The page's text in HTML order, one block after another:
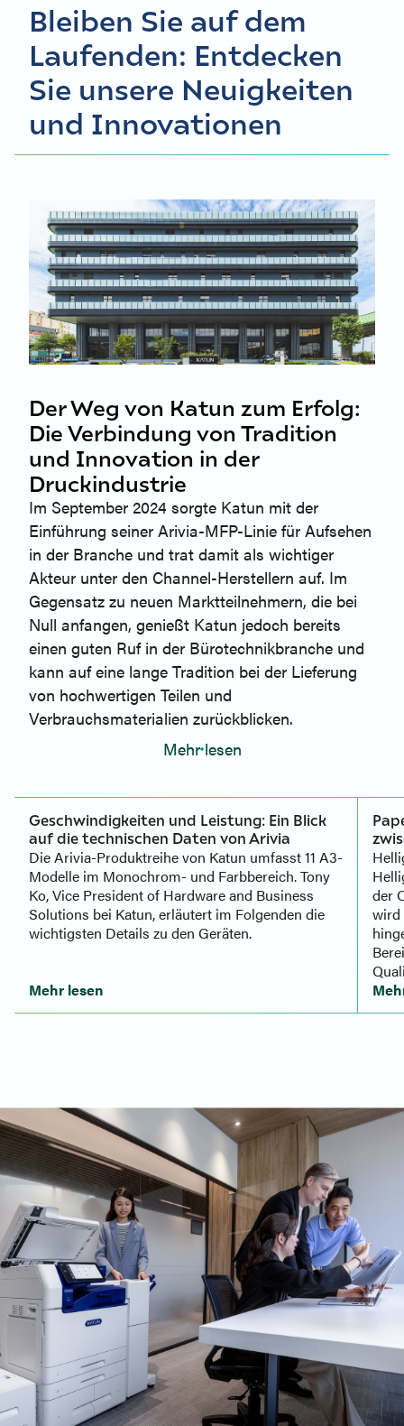
Bleiben Sie auf dem
Laufenden: Entdecken
Sie unsere Neuigkeiten
und Innovationen
Der Weg von Katun zum Erfolg:
Die Verbindung von Tradition
und Innovation in der
Druckindustrie
Im September 2024 sorgte Katun mit der
Einführung seiner Arivia-MFP-Linie für Aufsehen
in der Branche und trat damit als wichtiger
Akteur unter den Channel-Herstellern auf. Im
Gegensatz zu neuen Marktteilnehmern, die bei
Null anfangen, genießt Katun jedoch bereits
einen guten Ruf in der Bürotechnikbranche und
kann auf eine lange Tradition bei der Lieferung
von hochwertigen Teilen und
Verbrauchsmaterialien zurückblicken.
Mehr lesen
Geschwindigkeiten und Leistung: Ein Blick
auf die technischen Daten von Arivia
Die Arivia-Produktreihe von Katun umfasst 11 A3-
Modelle im Monochrom- und Farbbereich. Tony
Ko, Vice President of Hardware and Business
Solutions bei Katun, erläutert im Folgenden die
wichtigsten Details zu den Geräten.
Mehr lesen
der
wird